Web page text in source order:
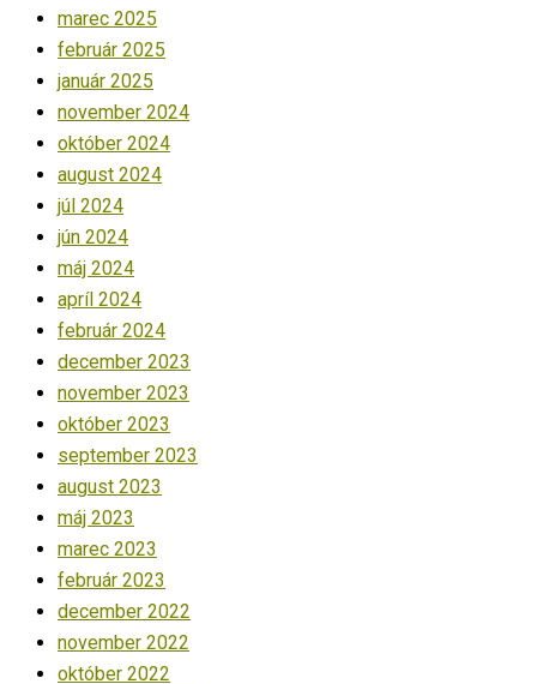
marec 2025
február 2025
január 2025
november 2024
október 2024
august 2024
júl 2024
jún 2024
máj 2024
apríl 2024
február 2024
december 2023
november 2023
október 2023
september 2023
august 2023
máj 2023
marec 2023
február 2023
december 2022
november 2022
október 2022